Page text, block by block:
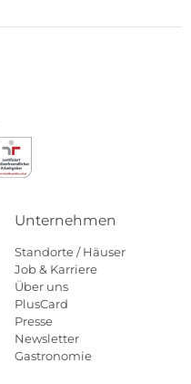
Unternehmen
Standorte / Häuser
Job & Karriere
Über uns
PlusCard
Presse
Newsletter
Gastronomie